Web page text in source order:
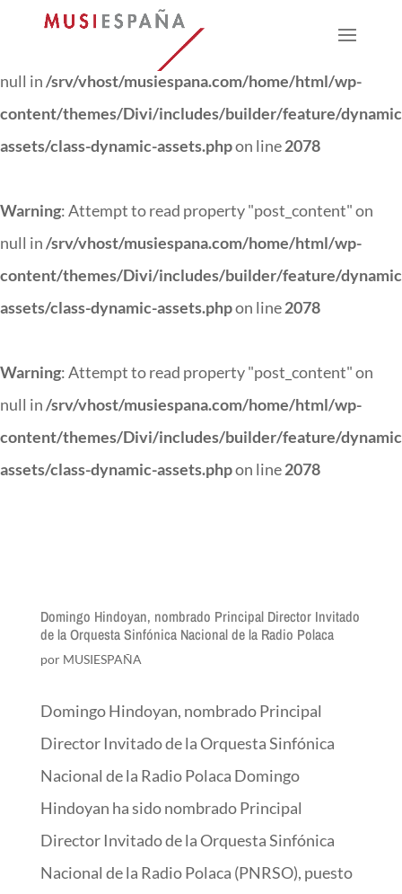
: Attempt to read property "post_content" on
null in/srv/vhost/musiespana.com/home/html/wp-
content/themes/Divi/includes/builder/feature/
assets/class-dynamic-assets.phpon line2078
Warning: Attempt to read property "post_content" on
null in/srv/vhost/musiespana.com/home/html/wp-
content/themes/Divi/includes/builder/feature/
assets/class-dynamic-assets.phpon line2078
Warning: Attempt to read property "post_content" on
null in/srv/vhost/musiespana.com/home/html/wp-
content/themes/Divi/includes/builder/feature/
assets/class-dynamic-assets.phpon line2078
Domingo Hindoyan, nombrado Principal Director Invitado
de la Orquesta Sinfónica Nacional de la Radio Polaca
por MUSIESPAÑA
Domingo Hindoyan, nombrado Principal
Director Invitado de la Orquesta Sinfónica
Nacional de la Radio Polaca Domingo
Hindoyan ha sido nombrado Principal
Director Invitado de la Orquesta Sinfónica
Nacional de la Radio Polaca (PNRSO), puesto